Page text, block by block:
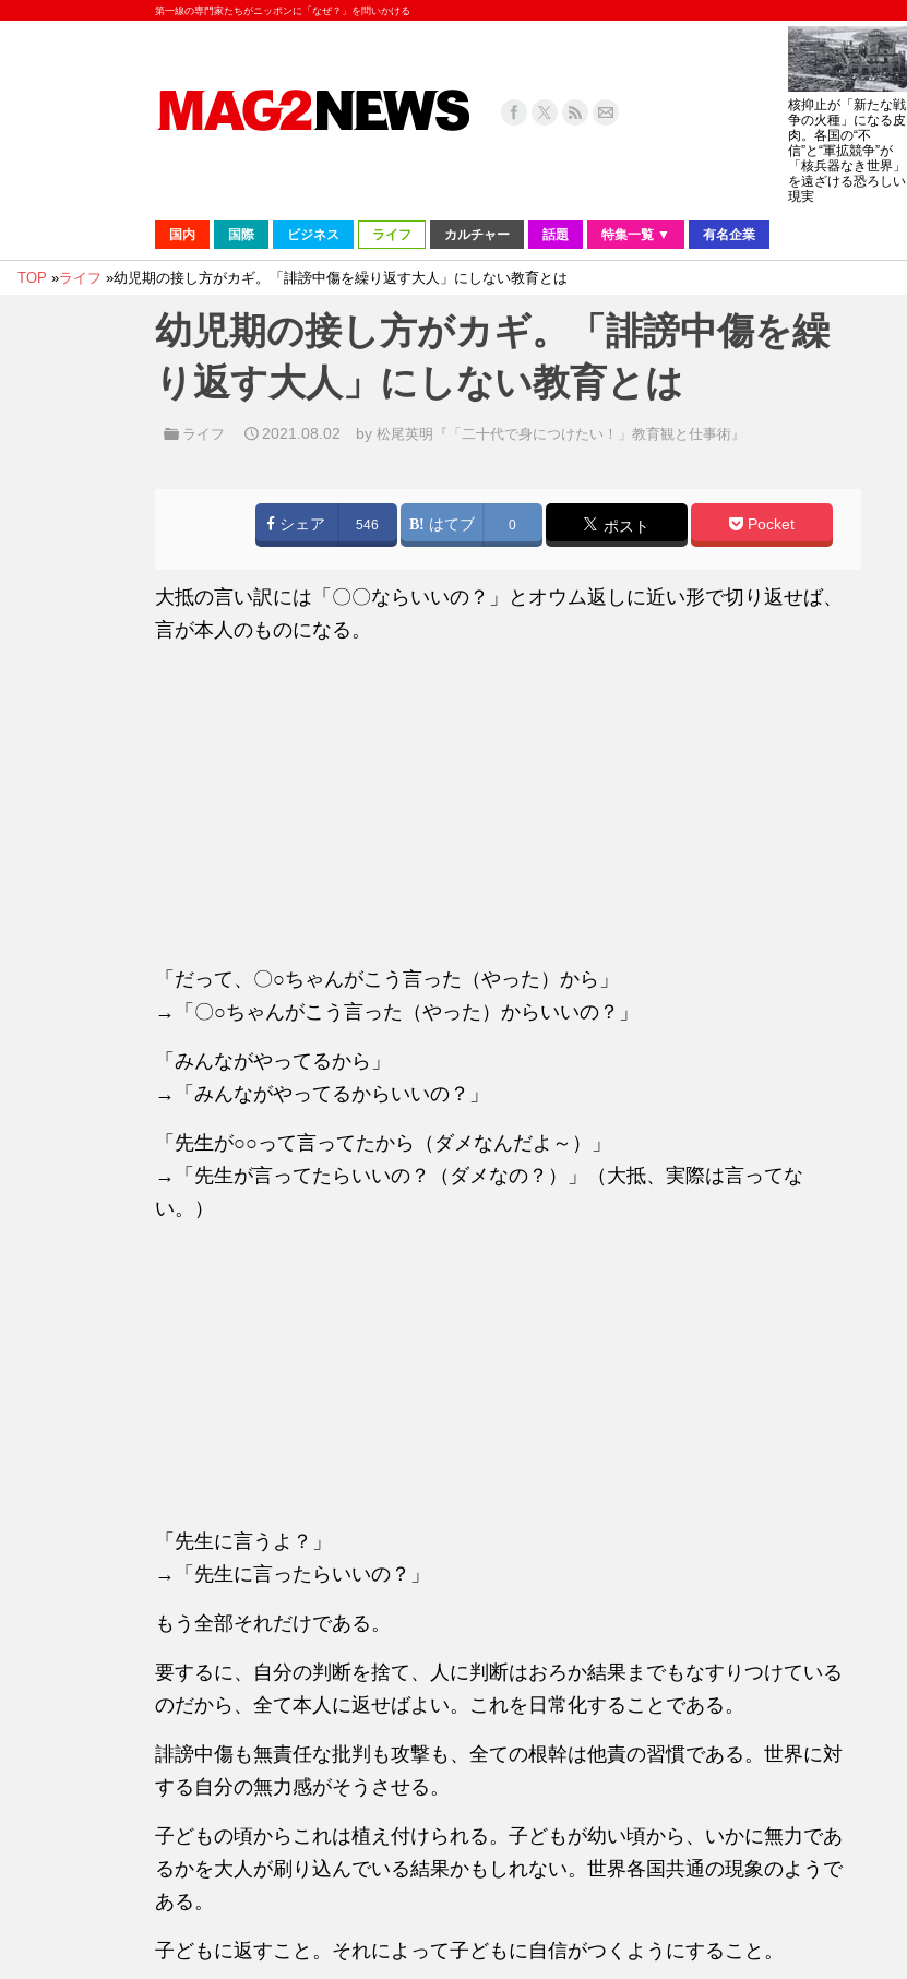
第一線の専門家たちがニッポンに「なぜ？」を問いかける
核抑止が「新たな戦
争の火種」になる皮
肉。各国の“不
信”と“軍拡競争”が
「核兵器なき世界」
を遠ざける恐ろしい
現実
国内 国際 ビジネス ライフ カルチャー 話題 特集一覧 ▼ 有名企業
TOP »ライフ »幼児期の接し方がカギ。「誹謗中傷を繰り返す大人」にしない教育とは
幼児期の接し方がカギ。「誹謗中傷を繰
り返す大人」にしない教育とは
ライフ 2021.08.02 by松尾英明『「二十代で身につけたい！」教育観と仕事術』
シェア 546 はてブ 0 ポスト Pocket
大抵の言い訳には「〇〇ならいいの？」とオウム返しに近い形で切り返せば、
言が本人のものになる。
「だって、〇○ちゃんがこう言った（やった）から」
→「〇○ちゃんがこう言った（やった）からいいの？」
「みんながやってるから」
→「みんながやってるからいいの？」
「先生が○○って言ってたから（ダメなんだよ～）」
→「先生が言ってたらいいの？（ダメなの？）」（大抵、実際は言ってな
い。）
「先生に言うよ？」
→「先生に言ったらいいの？」
もう全部それだけである。
要するに、自分の判断を捨て、人に判断はおろか結果までもなすりつけている
のだから、全て本人に返せばよい。これを日常化することである。
誹謗中傷も無責任な批判も攻撃も、全ての根幹は他責の習慣である。世界に対
する自分の無力感がそうさせる。
子どもの頃からこれは植え付けられる。子どもが幼い頃から、いかに無力であ
るかを大人が刷り込んでいる結果かもしれない。世界各国共通の現象のようで
ある。
子どもに返すこと。それによって子どもに自信がつくようにすること。